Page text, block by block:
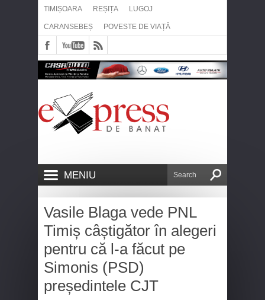
TIMIȘOARA REȘIȚA LUGOJ
CARANSEBEȘ POVESTE DE VIAȚĂ
MENIU
Vasile Blaga vede PNL
Timiș câștigător în alegeri
pentru că l-a făcut pe
Simonis (PSD)
președintele CJT